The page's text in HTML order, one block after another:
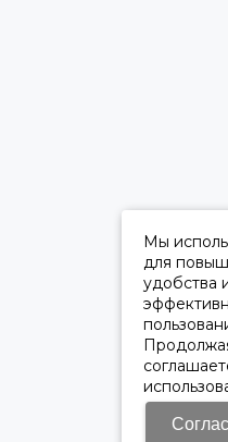
Мы
для
удобства